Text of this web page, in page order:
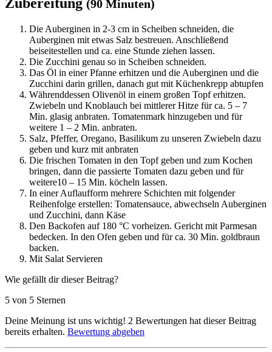
(90 Minuten)
Die Auberginen in 2-3 cm in Scheiben schneiden, die
Auberginen mit etwas Salz bestreuen. Anschließend
beiseitestellen und ca. eine Stunde ziehen lassen.
Die Zucchini genau so in Scheiben schneiden.
Das Öl in einer Pfanne erhitzen und die Auberginen und die
Zucchini darin grillen, danach gut mit Küchenkrepp abtupfen
Währenddessen Olivenöl in einem großen Topf erhitzen.
Zwiebeln und Knoblauch bei mittlerer Hitze für ca. 5 – 7
Min. glasig anbraten. Tomatenmark hinzugeben und für
weitere 1 – 2 Min. anbraten.
Salz, Pfeffer, Oregano, Basilikum zu unseren Zwiebeln dazu
geben und kurz mit anbraten
Die frischen Tomaten in den Topf geben und zum Kochen
bringen, dann die passierte Tomaten dazu geben und für
weitere10 – 15 Min. köcheln lassen.
In einer Auflaufform mehrere Schichten mit folgender
Reihenfolge erstellen: Tomatensauce, abwechseln Auberginen
und Zucchini, dann Käse
Den Backofen auf 180 °C vorheizen. Gericht mit Parmesan
bedecken. In den Ofen geben und für ca. 30 Min. goldbraun
backen.
Mit Salat Servieren
Wie gefällt dir dieser Beitrag?
5 von 5 Sternen
Deine Meinung ist uns wichtig! 2 Bewertungen hat dieser Beitrag
bereits erhalten. Bewertung abgeben